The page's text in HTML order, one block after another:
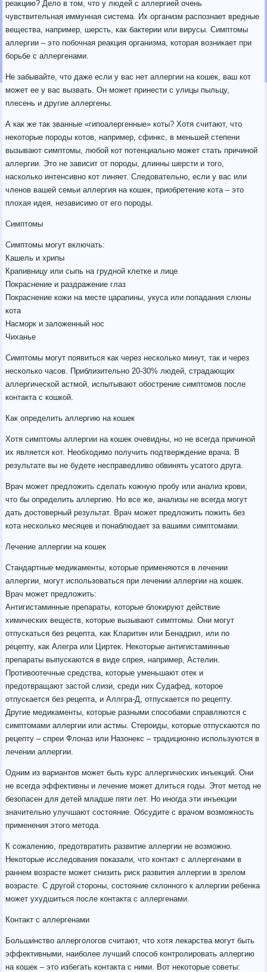
реакцию? Дело в том, что у людей с аллергией очень
чувствительная иммунная система. Их организм распознает вредные
вещества, например, шерсть, как бактерии или вирусы. Симптомы
аллергии – это побочная реакция организма, которая возникает при
борьбе с аллергенами.
Не забывайте, что даже если у вас нет аллергии на кошек, ваш кот
может ее у вас вызвать. Он может принести с улицы пыльцу,
плесень и другие аллергены.
А как же так званные «гипоалергенные» коты? Хотя считают, что
некоторые породы котов, например, сфинкс, в меньшей степени
вызывают симптомы, любой кот потенциально может стать причиной
аллергии. Это не зависит от породы, длинны шерсти и того,
насколько интенсивно кот линяет. Следовательно, если у вас или
членов вашей семьи аллергия на кошек, приобретение кота – это
плохая идея, независимо от его породы.
Симптомы
Симптомы могут включать:
Кашель и хрипы
Крапивницу или сыпь на грудной клетке и лице
Покраснение и раздражение глаз
Покраснение кожи на месте царапины, укуса или попадания слюны
кота
Насморк и заложенный нос
Чиханье
Симптомы могут появиться как через несколько минут, так и через
несколько часов. Приблизительно 20-30% людей, страдающих
аллергической астмой, испытывают обострение симптомов после
контакта с кошкой.
Как определить аллергию на кошек
Хотя симптомы аллергии на кошек очевидны, но не всегда причиной
их является кот. Необходимо получить подтверждение врача. В
результате вы не будете несправедливо обвинять усатого друга.
Врач может предложить сделать кожную пробу или анализ крови,
что бы определить аллергию. Но все же, анализы не всегда могут
дать достоверный результат. Врач может предложить пожить без
кота несколько месяцев и понаблюдает за вашими симптомами.
Лечение аллергии на кошек
Стандартные медикаменты, которые применяются в лечении
аллергии, могут использоваться при лечении аллергии на кошек.
Врач может предложить:
Антигистаминные препараты, которые блокируют действие
химических веществ, которые вызывают симптомы. Они могут
отпускаться без рецепта, как Кларитин или Бенадрил, или по
рецепту, как Алегра или Циртек. Некоторые антигистаминные
препараты выпускаются в виде спрея, например, Астелин.
Противоотечные средства, которые уменьшают отек и
предотвращают застой слизи, среди них Судафед, которое
отпускается без рецепта, и Аллгра-Д, отпускается по рецепту.
Другие медикаменты, которые разными способами справляются с
симптомами аллергии или астмы. Стероиды, которые отпускаются по
рецепту – спреи Флоназ или Назонекс – традиционно используются в
лечении аллергии.
Одним из вариантов может быть курс аллергических инъекций. Они
не всегда эффективны и лечение может длиться годы. Этот метод не
безопасен для детей младше пяти лет. Но иногда эти инъекции
значительно улучшают состояние. Обсудите с врачом возможность
применения этого метода.
К сожалению, предотвратить развитие аллергии не возможно.
Некоторые исследования показали, что контакт с аллергенами в
раннем возрасте может снизить риск развития аллергии в зрелом
возрасте. С другой стороны, состояние склонного к аллергии ребенка
может ухудшиться после контакта с аллергенами.
Контакт с аллергенами
Большинство аллергологов считают, что хотя лекарства могут быть
эффективными, наиболее лучший способ контролировать аллергию
на кошек – это избегать контакта с ними. Вот некоторые советы: